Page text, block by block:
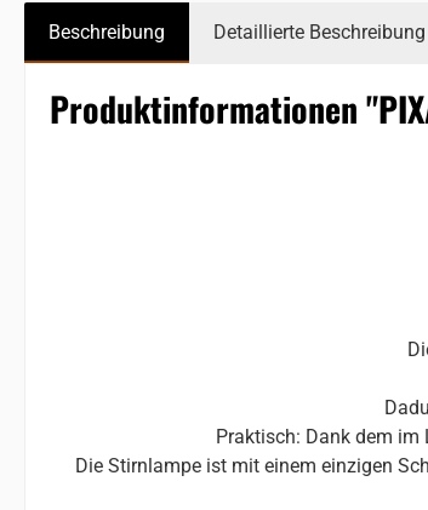
Beschreibung Detaillierte Beschreibung
Produktinformationen
Praktisch: Dank dem im
Die Stirnlampe ist mit einem einzigen